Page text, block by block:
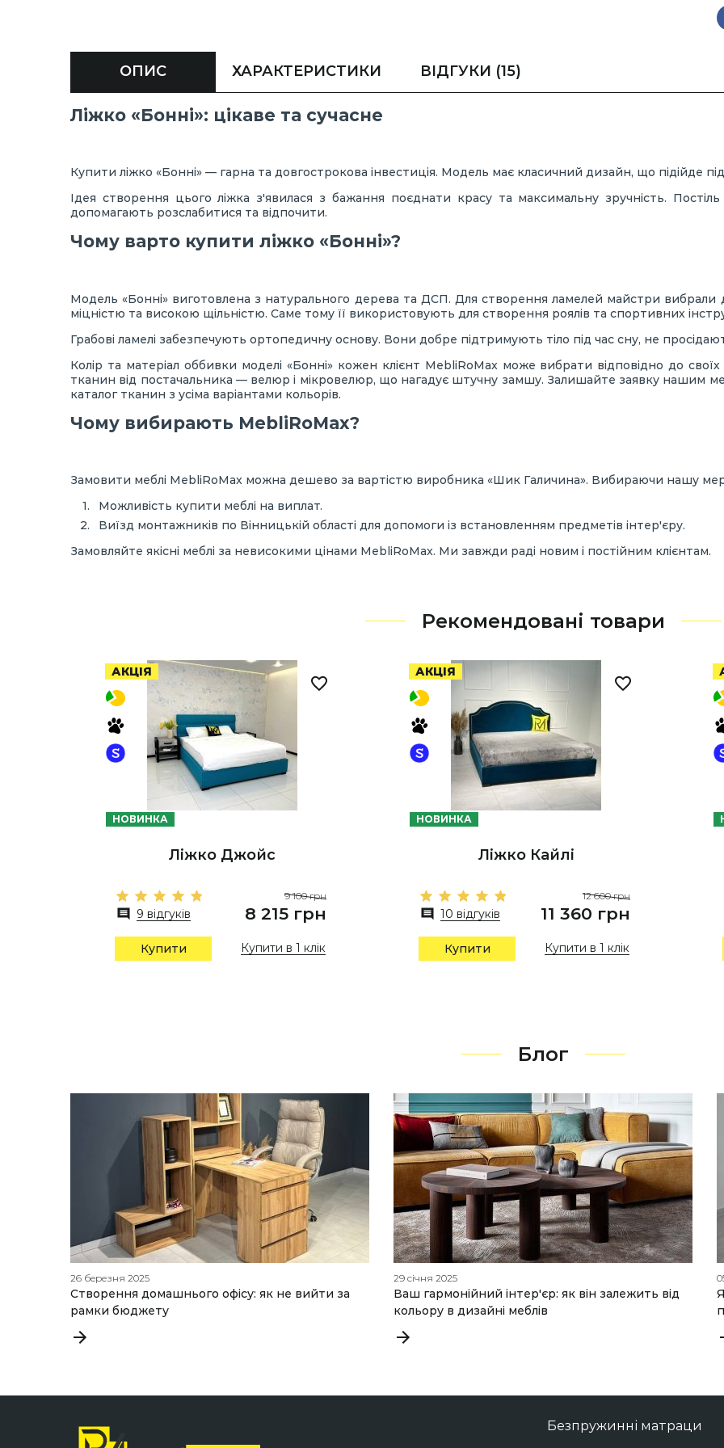
ОПИС ХАРАКТЕРИСТИКИ ВІДГУКИ (15)
Ліжко «Бонні»: цікаве та сучасне
Купити ліжко «Бонні» — гарна та довгострокова інвестиція. Модель має класичний дизайн, що підійде
Ідея створення цього ліжка з'явилася з бажання поєднати красу та максимальну зручність.
допомагають розслабитися та відпочити.
Чому варто купити ліжко «Бонні»?
Модель «Бонні» виготовлена з натурального дерева та ДСП. Для створення ламелей майстри вибрали
міцністю та високою щільністю. Саме тому її використовують для створення роялів та спортивних
Грабові ламелі забезпечують ортопедичну основу. Вони добре підтримують тіло під час сну, не
Колір та матеріал оббивки моделі «Бонні» кожен клієнт MebliRoMax може вибрати відповідно до
тканин від постачальника — велюр і мікровелюр, що нагадує штучну замшу. Залишайте заявку нашим
каталог тканин з усіма варіантами кольорів.
Чому вибирають MebliRoMax?
Замовити меблі MebliRoMax можна дешево за вартістю виробника «Шик Галичина». Вибираючи нашу
Можливість купити меблі на виплат.
Виїзд монтажників по Вінницькій області для допомоги із встановленням предметів інтер'єру.
Замовляйте якісні меблі за невисокими цінами MebliRoMax. Ми завжди раді новим і постійним клієнтам.
Рекомендовані товари
АКЦІЯ
НОВИНКА
Ліжко Джойс
9 відгуків
9 100 грн
8 215 грн
Купити Купити в 1 клік
АКЦІЯ
НОВИНКА
Ліжко Кайлі
10 відгуків
12 600 грн
11 360 грн
Купити Купити в 1 клік
Блог
26 березня 2025
Створення домашнього офісу: як не вийти за
рамки бюджету
29 січня 2025
Ваш гармонійний інтер'єр: як він залежить від
кольору в дизайні меблів
Безпружинні матраци